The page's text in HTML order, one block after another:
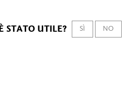
STATO UTILE? SÌ NO